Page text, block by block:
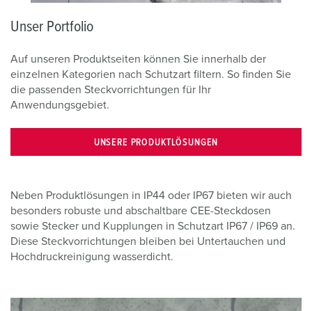
Unser Portfolio
Auf unseren Produktseiten können Sie innerhalb der
einzelnen Kategorien nach Schutzart filtern. So finden Sie
die passenden Steckvorrichtungen für Ihr
Anwendungsgebiet.
UNSERE PRODUKTLÖSUNGEN
Neben Produktlösungen in IP44 oder IP67 bieten wir auch
besonders robuste und abschaltbare CEE-Steckdosen
sowie Stecker und Kupplungen in Schutzart IP67 / IP69 an.
Diese Steckvorrichtungen bleiben bei Untertauchen und
Hochdruckreinigung wasserdicht.